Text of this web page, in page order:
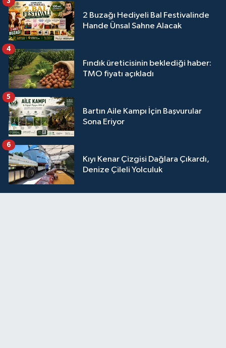
2 Buzağı Hediyeli Bal Festivalinde
Hande Ünsal Sahne Alacak
Fındık üreticisinin beklediği haber:
TMO fiyatı açıkladı
4
Bartın Aile Kampı İçin Başvurular
Sona Eriyor
5
Kıyı Kenar Çizgisi Dağlara Çıkardı,
Denize Çileli Yolculuk
6